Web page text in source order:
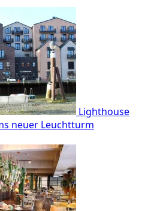
Lighthouse
neuer Leuchtturm